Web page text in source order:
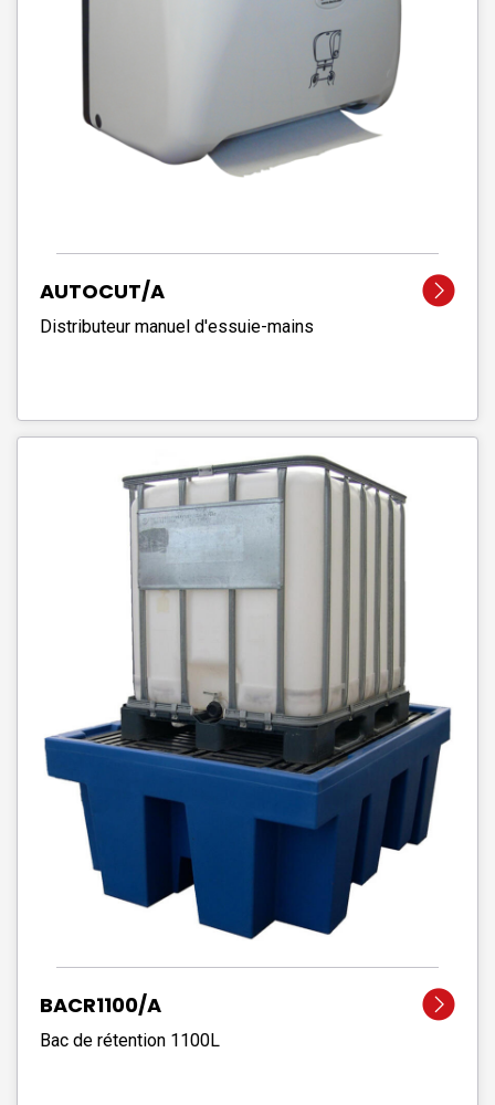
AUTOCUT/A
Distributeur manuel d'essuie-mains
BACR1100/A
Bac de rétention 1100L